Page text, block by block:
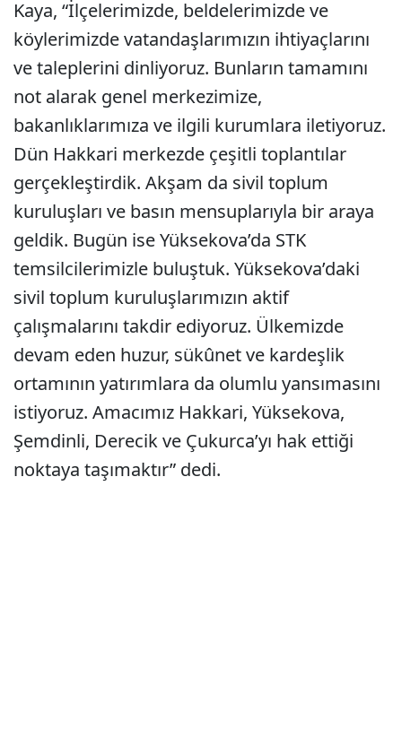
Kaya, “İlçelerimizde, beldelerimizde ve
köylerimizde vatandaşlarımızın ihtiyaçlarını
ve taleplerini dinliyoruz. Bunların tamamını
not alarak genel merkezimize,
bakanlıklarımıza ve ilgili kurumlara iletiyoruz.
Dün Hakkari merkezde çeşitli toplantılar
gerçekleştirdik. Akşam da sivil toplum
kuruluşları ve basın mensuplarıyla bir araya
geldik. Bugün ise Yüksekova’da STK
temsilcilerimizle buluştuk. Yüksekova’daki
sivil toplum kuruluşlarımızın aktif
çalışmalarını takdir ediyoruz. Ülkemizde
devam eden huzur, sükûnet ve kardeşlik
ortamının yatırımlara da olumlu yansımasını
istiyoruz. Amacımız Hakkari, Yüksekova,
Şemdinli, Derecik ve Çukurca’yı hak ettiği
noktaya taşımaktır” dedi.